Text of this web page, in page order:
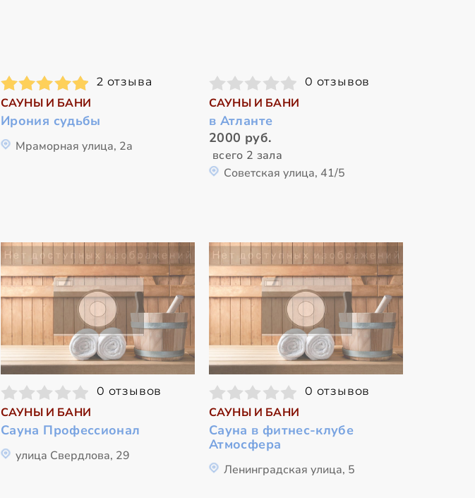
2 отзыва
САУНЫ И БАНИ
Ирония судьбы
Мраморная улица, 2а
0 отзывов
САУНЫ И БАНИ
в Атланте
2000 руб.
всего 2 зала
Советская улица, 41/5
0 отзывов
САУНЫ И БАНИ
Сауна Профессионал
улица Свердлова, 29
0 отзывов
САУНЫ И БАНИ
Сауна в фитнес-клубе
Атмосфера
Ленинградская улица, 5